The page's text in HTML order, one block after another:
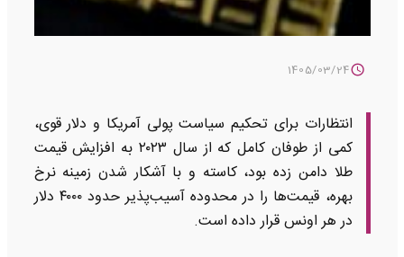
1405/03/24
انتظارات برای تحکیم سیاست پولی آمریکا و دلار قوی،
کمی از طوفان کامل که از سال ۲۰۲۳ به افزایش قیمت
طلا دامن زده بود، کاسته و با آشکار شدن زمینه نرخ
بهره، قیمت‌ها را در محدوده آسیب‌پذیر حدود ۴۰۰۰ دلار
در هر اونس قرار داده است.